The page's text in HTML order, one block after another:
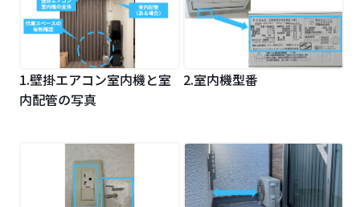
1.壁掛エアコン室内機と室
内配管の写真
2.室内機型番